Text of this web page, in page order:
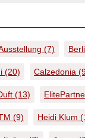
(7)
(20) Calzedonia
(13)
(9) Heidi Klum